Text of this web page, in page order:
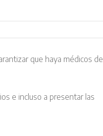
que haya médicos de
e incluso a presentar las